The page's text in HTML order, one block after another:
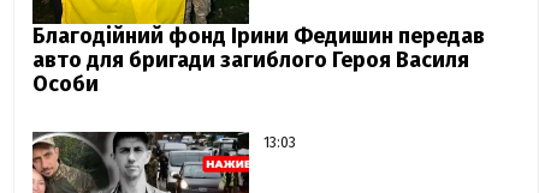
Благодійний фонд Ірини Федишин передав
авто для бригади загиблого Героя Василя
Особи
13:03